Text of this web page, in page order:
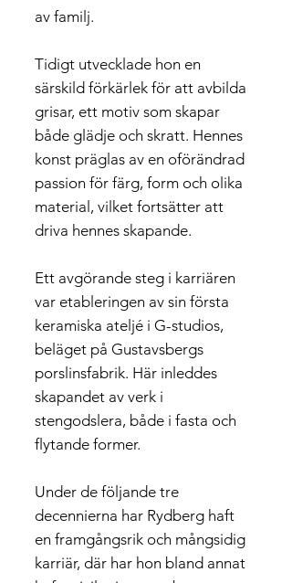
av familj.
Tidigt utvecklade hon en
särskild förkärlek för att avbilda
grisar, ett motiv som skapar
både glädje och skratt. Hennes
konst präglas av en oförändrad
passion för färg, form och olika
material, vilket fortsätter att
driva hennes skapande.
Ett avgörande steg i karriären
var etableringen av sin första
keramiska ateljé i G-studios,
beläget på Gustavsbergs
porslinsfabrik. Här inleddes
skapandet av verk i
stengodslera, både i fasta och
flytande former.
Under de följande tre
decennierna har Rydberg haft
en framgångsrik och mångsidig
karriär, där har hon bland annat